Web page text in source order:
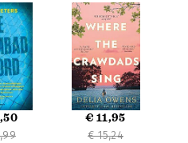
€ 11,95
€ 15,24